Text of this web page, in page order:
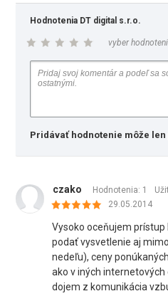
Hodnotenia DT digital s.r.o.
vyber
Pridávať hodnotenie môže len
czako Hodnotenia: 1
29.05.2014
Vysoko oceňujem
podať vysvetlenie aj
nedeľu), ceny
ako v iných
dojem z komunikácia